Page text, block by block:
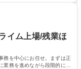
ート、改善の動きも期
ムに貢献し、結果的に
19:30の退勤以降の業
方となります。 学
格：
イム上場/残業ほ
務を中心にお任せ。まずは正
務を進めながら段階的に経